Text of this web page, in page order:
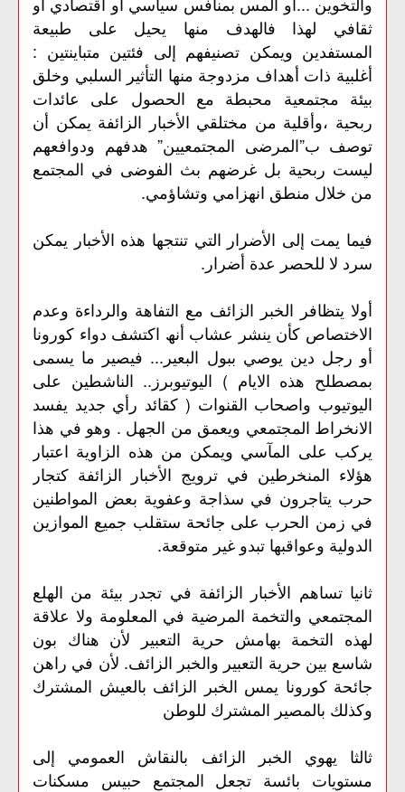
ثقافي لهذا فالھدف منھا یحیل على طبیعة
المستفدین ویمكن تصنیفھم إلى فئتین متباینتین :
أغلبیة ذات أھداف مزدوجة منھا التأثیر السلبي وخلق
بیئة مجتمعیة محبطة مع الحصول على عائدات
ربحیة ،وأقلیة من مختلقي الأخبار الزائفة یمكن أن
توصف ب”المرضى المجتمعیین” ھدفھم ودوافعھم
لیست ربحیة بل غرضھم بث الفوضى في المجتمع
من خلال منطق انھزامي وتشاؤمي.
فیما یمت إلى الأضرار التي تنتجھا ھذه الأخبار یمكن
سرد لا للحصر عدة أضرار.
أولا یتظافر الخبر الزائف مع التفاھة والرداءة وعدم
الاختصاص كأن ینشر عشاب أنھ اكتشف دواء كورونا
أو رجل دین يوصي ببول البعیر... فیصیر ما یسمى
بمصطلح ھذه الایام ) الیوتیوبرز.. الناشطین على
الیوتیوب واصحاب القنوات ( كقائد رأي جدید یفسد
الانخراط المجتمعي ویعمق من الجھل . وھو في ھذا
یركب على المآسي ویمكن من ھذه الزاویة اعتبار
ھؤلاء المنخرطین في ترویج الأخبار الزائفة كتجار
حرب یتاجرون في سذاجة وعفویة بعض المواطنین
في زمن الحرب على جائحة ستقلب جمیع الموازین
الدولیة وعواقبها تبدو غیر متوقعة.
ثانیا تساھم الأخبار الزائفة في تجدر بیئة من الھلع
المجتمعي والتخمة المرضیة في المعلومة ولا علاقة
لھذه التخمة بھامش حریة التعبیر لأن ھناك بون
شاسع بین حریة التعبیر والخبر الزائف. لأن في راھن
جائحة كورونا یمس الخبر الزائف بالعیش المشترك
وكذلك بالمصیر المشترك للوطن
ثالثا یھوي الخبر الزائف بالنقاش العمومي إلى
مستویات بائسة تجعل المجتمع حبیس مسكنات